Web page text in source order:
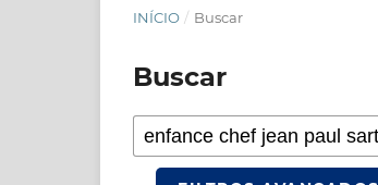
INÍCIO / Buscar
Buscar